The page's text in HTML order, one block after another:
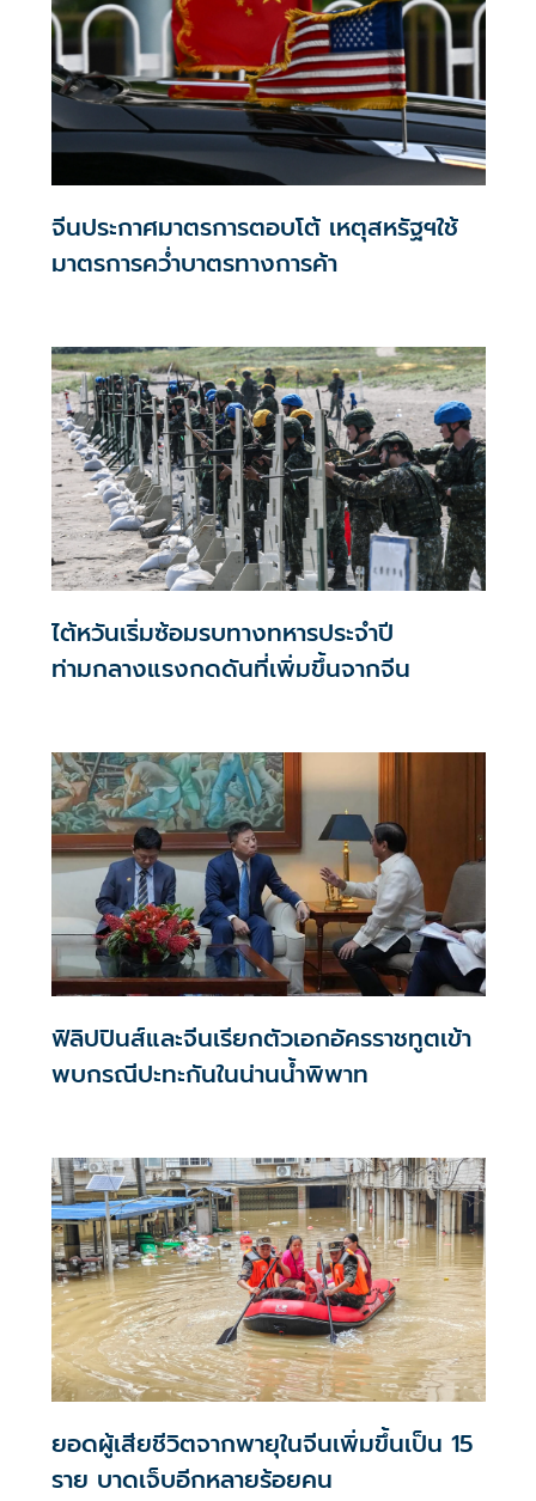
จีนประกาศมาตรการตอบโต้ เหตุสหรัฐฯใช้
มาตรการคว่ำบาตรทางการค้า
ไต้หวันเริ่มซ้อมรบทางทหารประจำปี
ท่ามกลางแรงกดดันที่เพิ่มขึ้นจากจีน
ฟิลิปปินส์และจีนเรียกตัวเอกอัครราชทูตเข้า
พบกรณีปะทะกันในน่านน้ำพิพาท
ยอดผู้เสียชีวิตจากพายุในจีนเพิ่มขึ้นเป็น 15
ราย บาดเจ็บอีกหลายร้อยคน